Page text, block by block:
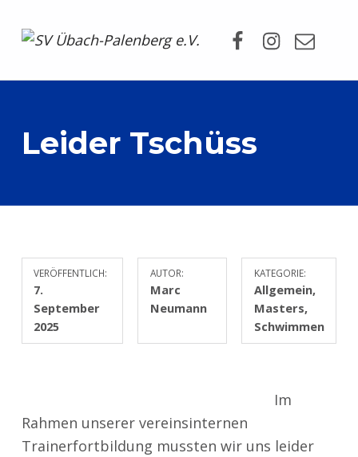
Leider Tschüss
VERÖFFENTLICH:
7.
September
2025
AUTOR:
Marc
Neumann
KATEGORIE:
Allgemein,
Masters,
Schwimmen
Im
Rahmen unserer vereinsinternen
Trainerfortbildung mussten wir uns leider